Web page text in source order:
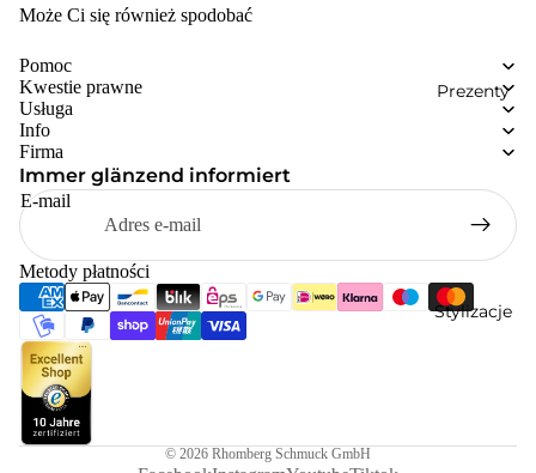
Prezenty
Stylizacje
Może Ci się również spodobać
Pomoc
Kwestie prawne
Usługa
Info
Firma
Immer glänzend informiert
E-mail
Metody płatności
© 2026 Rhomberg Schmuck GmbH